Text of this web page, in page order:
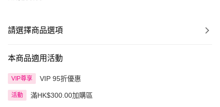
請選擇商品選項
本商品適用活動
VIP尊享 VIP 95折優惠
活動 滿HK$300.00加購區